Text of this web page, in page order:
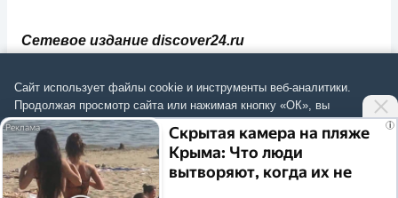
✅ 📄
Сетевое издание discover24.ru
надзору в сфере связи, информационных
технологий и массовых коммуникаций
(Роскомнадзор). Регистрационный номер: ЭЛ №
ФС 77 - 73793.
i
Скрытая камера на пляже
Крыма: Что люди
вытворяют, когда их не
Сайт использует файлы cookie и инструменты веб-аналитики.
Продолжая просмотр сайта или нажимая кнопку «ОК», вы
подтверждаетесогласие на обработку данныхсогласноПолитике.
Согласиться